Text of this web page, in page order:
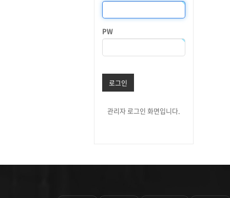
PW
로그인
관리자 로그인 화면입니다.